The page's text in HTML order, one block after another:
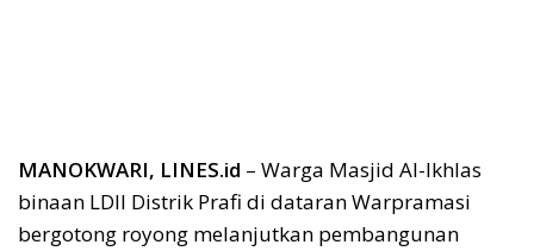
MANOKWARI, LINES.id – Warga Masjid Al-Ikhlas
binaan LDII Distrik Prafi di dataran Warpramasi
bergotong royong melanjutkan pembangunan